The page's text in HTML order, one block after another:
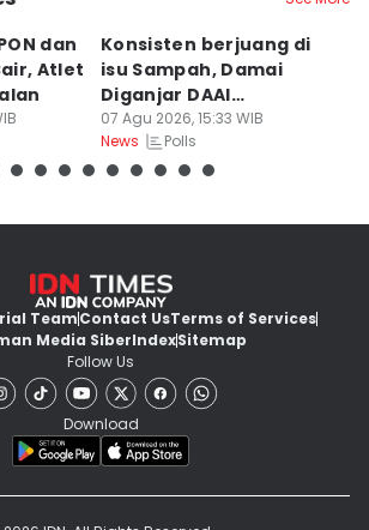
dan
Atlet
Konsisten berjuang di
isu Sampah, Damai
Diganjar DAAI
Inspiration Award 2026
07 Agu 2026, 15:33 WIB
News
Polls
TeamContact UsTerms of Services
Media SiberIndexSitemap
Follow Us
Download